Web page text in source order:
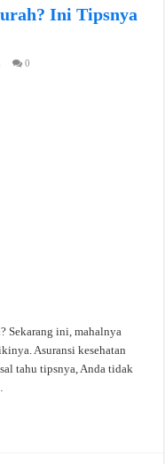
Ini Tipsnya
0
Sekarang ini, mahalnya
Asuransi kesehatan
tahu tipsnya, Anda tidak